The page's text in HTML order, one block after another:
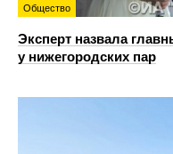
Общество
Эксперт назвала
у нижегородских пар